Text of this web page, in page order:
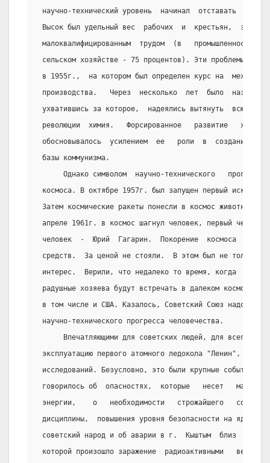
научно-технический уровень  начинал  отставать  от
Высок был удельный вес  рабочих  и  крестьян,
малоквалифицированным  трудом  (в   промышленности
сельском хозяйстве - 75 процентов). Эти проблемы
в 1955г.,  на котором был определен курс на
производства.   Через  несколько  лет  было
ухватившись за которое,  надеялись вытянуть  всю
революции  химия.   Форсированное   развитие
обосновывалось  усилением  ее   роли  в  создании
базы коммунизма.
Однако символом  научно-технического   прогресса
космоса. В октябре 1957г. был запущен первый
Затем космические ракеты понесли в космос
апреле 1961г. в космос шагнул человек, первый
человек  -  Юрий  Гагарин.  Покорение  космоса
средств.  За ценой не стояли.  В этом был не только
интерес.  Верили, что недалеко то время, когда
радушные хозяева будут встречать в далеком космосе
в том числе и США. Казалось, Советский Союз надолго и
научно-технического прогресса человечества.
Впечатляющими для советских людей, для всего
эксплуатацию первого атомного ледокола "Ленин",
исследований. Безусловно, это были крупные события.
говорилось об  опасностях,  которые   несет
энергии,    о   необходимости   строжайшего
дисциплины,  повышения уровня безопасности на
советский народ и об аварии в г.  Кыштым  близ
которой произошло заражение  радиоактивными